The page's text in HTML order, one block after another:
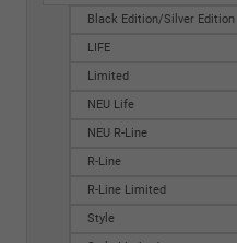
Black Edition/Silver Edition
LIFE
Limited
NEU Life
NEU R-Line
R-Line
R-Line Limited
Style